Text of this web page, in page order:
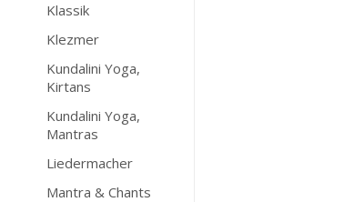
Klassik
Klezmer
Kundalini Yoga,
Kirtans
Kundalini Yoga,
Mantras
Liedermacher
Mantra & Chants